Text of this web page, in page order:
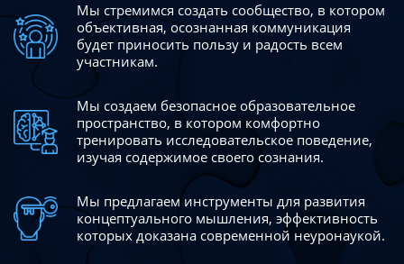
Мы стремимся создать сообщество, в котором
объективная, осознанная коммуникация
будет приносить пользу и радость всем
участникам.
Мы создаем безопасное образовательное
пространство, в котором комфортно
тренировать исследовательское поведение,
изучая содержимое своего сознания.
Мы предлагаем инструменты для развития
концептуального мышления, эффективность
которых доказана современной неуронаукой.